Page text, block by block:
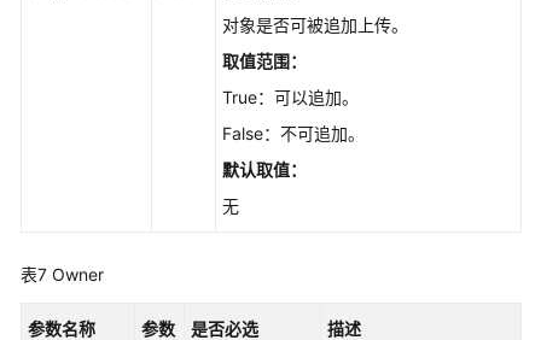
对象是否可被追加上传。
取值范围：
True：可以追加。
False：不可追加。
默认取值：
无
表7 Owner
参数名称
参数
是否必选 描述